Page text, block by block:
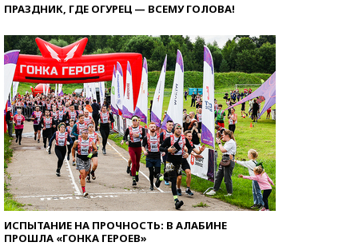
ПРАЗДНИК, ГДЕ ОГУРЕЦ — ВСЕМУ ГОЛОВА!
ИСПЫТАНИЕ НА ПРОЧНОСТЬ: В АЛАБИНЕ
ПРОШЛА «ГОНКА ГЕРОЕВ»